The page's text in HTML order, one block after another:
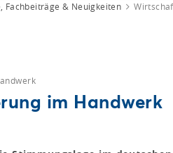
Fachbeiträge & Neuigkeiten
im Handwerk